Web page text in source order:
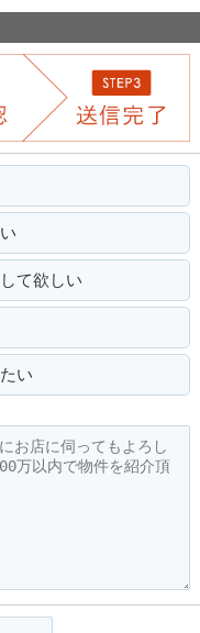
て欲しい
い